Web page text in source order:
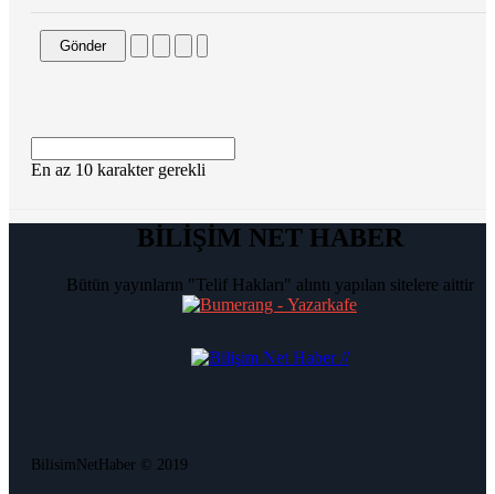
Gönder
En az 10 karakter gerekli
BİLİŞİM NET HABER
Bütün yayınların "Telif Hakları" alıntı yapılan sitelere aittir
BilisimNetHaber © 2019